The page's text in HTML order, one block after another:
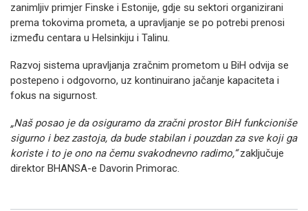
zanimljiv primjer Finske i Estonije, gdje su sektori organizirani
prema tokovima prometa, a upravljanje se po potrebi prenosi
između centara u Helsinkiju i Talinu.
Razvoj sistema upravljanja zračnim prometom u BiH odvija se
postepeno i odgovorno, uz kontinuirano jačanje kapaciteta i
fokus na sigurnost.
„Naš posao je da osiguramo da zračni prostor BiH funkcioniše
sigurno i bez zastoja, da bude stabilan i pouzdan za sve koji ga
koriste i to je ono na čemu svakodnevno radimo,“zaključuje
direktor BHANSA-e Davorin Primorac.